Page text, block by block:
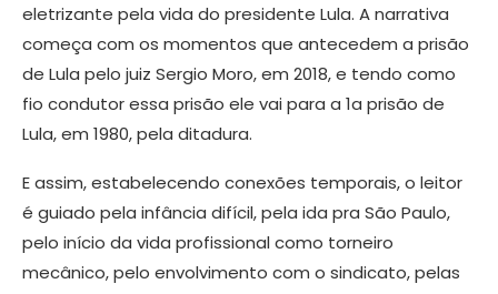
eletrizante pela vida do presidente Lula. A narrativa
começa com os momentos que antecedem a prisão
de Lula pelo juiz Sergio Moro, em 2018, e tendo como
fio condutor essa prisão ele vai para a 1a prisão de
Lula, em 1980, pela ditadura.
E assim, estabelecendo conexões temporais, o leitor
é guiado pela infância difícil, pela ida pra São Paulo,
pelo início da vida profissional como torneiro
mecânico, pelo envolvimento com o sindicato, pelas